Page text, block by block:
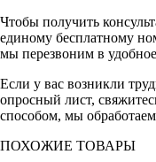
Чтобы получить
единому бесплатному
мы перезвоним в
Если у вас возникли
опросный лист,
способом, мы
ПОХОЖИЕ ТОВАРЫ